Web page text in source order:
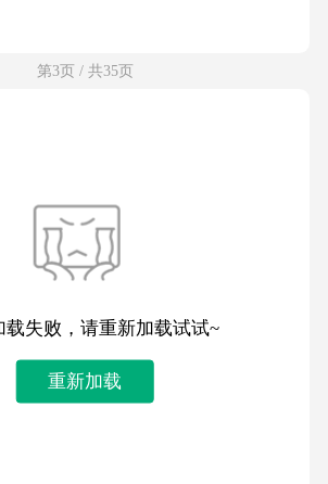
第3页 / 共35页
载失败，请重新加载试试~
重新加载